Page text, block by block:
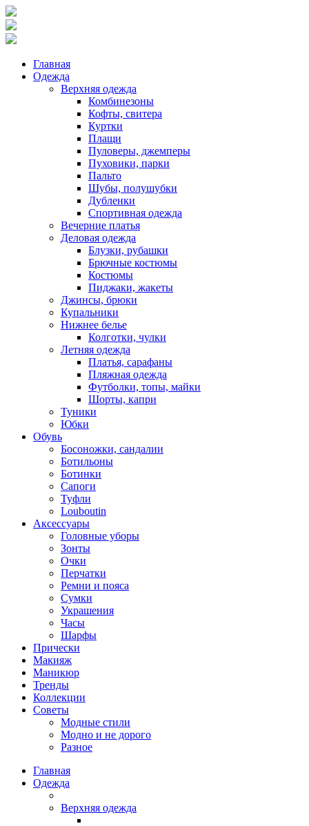
Главная
Одежда
Верхняя одежда
Комбинезоны
Кофты, свитера
Куртки
Плащи
Пуловеры, джемперы
Пуховики, парки
Пальто
Шубы, полушубки
Дубленки
Спортивная одежда
Вечерние платья
Деловая одежда
Блузки, рубашки
Брючные костюмы
Костюмы
Пиджаки, жакеты
Джинсы, брюки
Купальники
Нижнее белье
Колготки, чулки
Летняя одежда
Платья, сарафаны
Пляжная одежда
Футболки, топы, майки
Шорты, капри
Туники
Юбки
Обувь
Босоножки, сандалии
Ботильоны
Ботинки
Сапоги
Туфли
Louboutin
Аксессуары
Головные уборы
Зонты
Очки
Перчатки
Ремни и пояса
Сумки
Украшения
Часы
Шарфы
Прически
Макияж
Маникюр
Тренды
Коллекции
Советы
Модные стили
Модно и не дорого
Разное
Главная
Одежда
Верхняя одежда